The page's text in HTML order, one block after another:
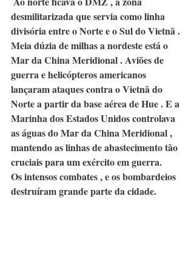
desmilitarizada que servia como linha
divisória entre o Norte e o Sul do Vietnã .
Meia dúzia de milhas a nordeste está o
Mar da China Meridional . Aviões de
guerra e helicópteros americanos
lançaram ataques contra o Vietnã do
Norte a partir da base aérea de Hue . E a
Marinha dos Estados Unidos controlava
as águas do Mar da China Meridional ,
mantendo as linhas de abastecimento tão
cruciais para um exército em guerra.
Os intensos combates , e os bombardeios
destruíram grande parte da cidade.